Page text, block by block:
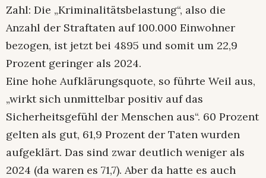
Zahl: Die „Kriminalitätsbelastung“, also die
Anzahl der Straftaten auf 100.000 Einwohner
bezogen, ist jetzt bei 4895 und somit um 22,9
Prozent geringer als 2024.
Eine hohe Aufklärungsquote, so führte Weil aus,
„wirkt sich unmittelbar positiv auf das
Sicherheitsgefühl der Menschen aus“. 60 Prozent
gelten als gut, 61,9 Prozent der Taten wurden
aufgeklärt. Das sind zwar deutlich weniger als
2024 (da waren es 71,7). Aber da hatte es auch